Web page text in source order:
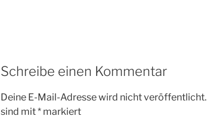
Schreibe einen Kommentar
Deine E-Mail-Adresse wird nicht veröffentlicht.
sind mit* markiert